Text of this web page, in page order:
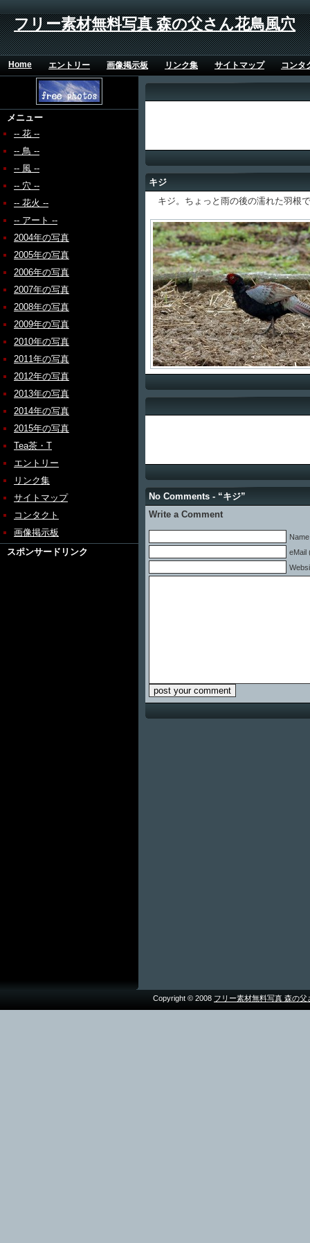
フリー素材無料写真 森の父さん花鳥風穴
Home エントリー 画像掲示板 リンク集 サイトマップ コンタ
メニュー
-- 花 --
-- 鳥 --
-- 風 --
-- 穴 --
-- 花火 --
-- アート --
2004年の写真
2005年の写真
2006年の写真
2007年の写真
2008年の写真
2009年の写真
2010年の写真
2011年の写真
2012年の写真
2013年の写真
2014年の写真
2015年の写真
Tea茶・T
エントリー
リンク集
サイトマップ
コンタクト
画像掲示板
スポンサードリンク
キジ
キジ。ちょっと雨の後の濡れた羽根
No Comments - “キジ”
Write a Comment
eMail
Copyright © 2008 フリー素材無料写真 森の父